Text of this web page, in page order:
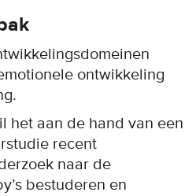
ontwikkeling
het aan de hand van een
recent
naar de
bestuderen en